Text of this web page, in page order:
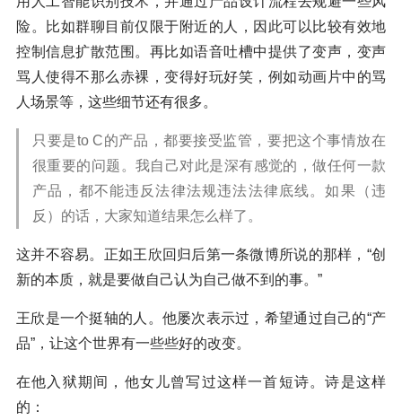
险。比如群聊目前仅限于附近的人，因此可以比较有效地
控制信息扩散范围。再比如语音吐槽中提供了变声，变声
骂人使得不那么赤裸，变得好玩好笑，例如动画片中的骂
人场景等，这些细节还有很多。
只要是to C的产品，都要接受监管，要把这个事情放在
很重要的问题。我自己对此是深有感觉的，做任何一款
产品，都不能违反法律法规违法法律底线。如果（违
反）的话，大家知道结果怎么样了。
这并不容易。正如王欣回归后第一条微博所说的那样，“创
新的本质，就是要做自己认为自己做不到的事。”
王欣是一个挺轴的人。他屡次表示过，希望通过自己的“产
品”，让这个世界有一些些好的改变。
在他入狱期间，他女儿曾写过这样一首短诗。诗是这样
的：